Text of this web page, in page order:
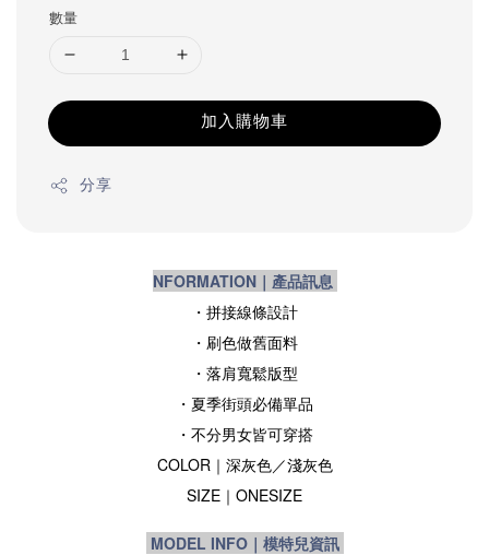
數量
加入購物車
分享
NFORMATION｜產品訊息
・拼接線條設計
・刷色做舊面料
・ 落肩寬鬆版型
・ 夏季街頭必備單品
・不分男女皆可穿搭
COLOR｜深灰色／淺灰色
SIZE ｜ONESIZE
MODEL INFO｜模特兒資訊